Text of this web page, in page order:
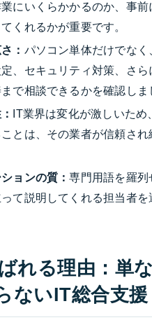
にいくらかかるのか、事前
くれるかが重要です。
： パソコン単体だけでなく
、セキュリティ対策、さら
で相談できるかを確認しま
IT業界は変化が激しいため
とは、その業者が信頼され
ョンの質：専門用語を羅列
て説明してくれる担当者を
れる理由：単
ないIT総合支援